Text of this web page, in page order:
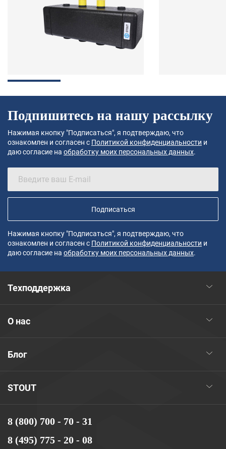
Подпишитесь на нашу рассылку
Нажимая кнопку "Подписаться", я подтверждаю, что
ознакомлен и согласен с Политикой конфиденциальности и
даю согласие на обработку моих персональных данных.
Подписаться
Нажимая кнопку "Подписаться", я подтверждаю, что
ознакомлен и согласен с Политикой конфиденциальности и
даю согласие на обработку моих персональных данных.
8 (800) 700 - 70 - 31
8 (495) 775 - 20 - 08
STOUT
Блог
О нас
Техподдержка